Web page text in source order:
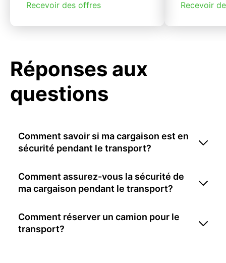
Recevoir des offres
Recevoir
Réponses aux
questions
Comment savoir si ma cargaison est en
sécurité pendant le transport?
Comment assurez-vous la sécurité de
ma cargaison pendant le transport?
Comment réserver un camion pour le
transport?